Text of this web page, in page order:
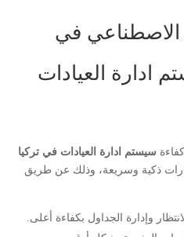
الاصطناعي في
ادارة العيادات
سيستم ادارة العيادات في تركيا
ذكية وسريعة، وذلك عن طريق
وإدارة الجداول بكفاءة أعلى.